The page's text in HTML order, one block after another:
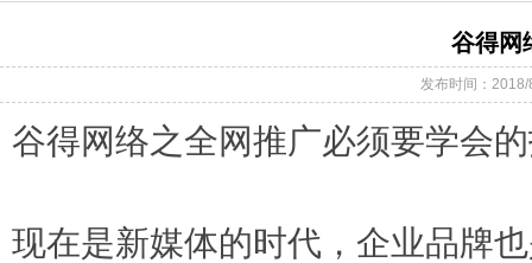
谷得网
发布时间：
谷得网络之全网推广必须要学会
现在是新媒体的时代，企业品牌